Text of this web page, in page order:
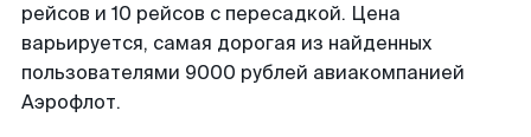
рейсов и 10 рейсов с пересадкой. Цена
варьируется, самая дорогая из найденных
пользователями 9000 рублей авиакомпанией
Аэрофлот.